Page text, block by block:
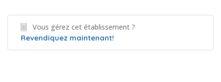
Vous gérez cet établissement ?
Revendiquez maintenant!